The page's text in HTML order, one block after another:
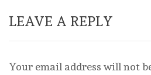
LEAVE A REPLY
Your email address will not